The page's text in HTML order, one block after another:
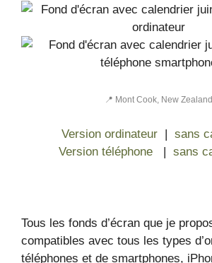
📍 Mont Cook, New Zealand
Version ordinateur| sans
Version téléphone
sans
Tous les fonds d’écran que je
compatibles avec tous les types
téléphones et de smartphones,